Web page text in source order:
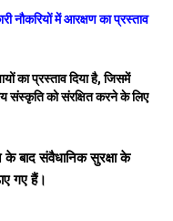
नौकरियों में आरक्षण का प्रस्ताव
का प्रस्ताव दिया है, जिसमें
संस्कृति को संरक्षित करने के लिए
बाद संवैधानिक सुरक्षा के
गए हैं।